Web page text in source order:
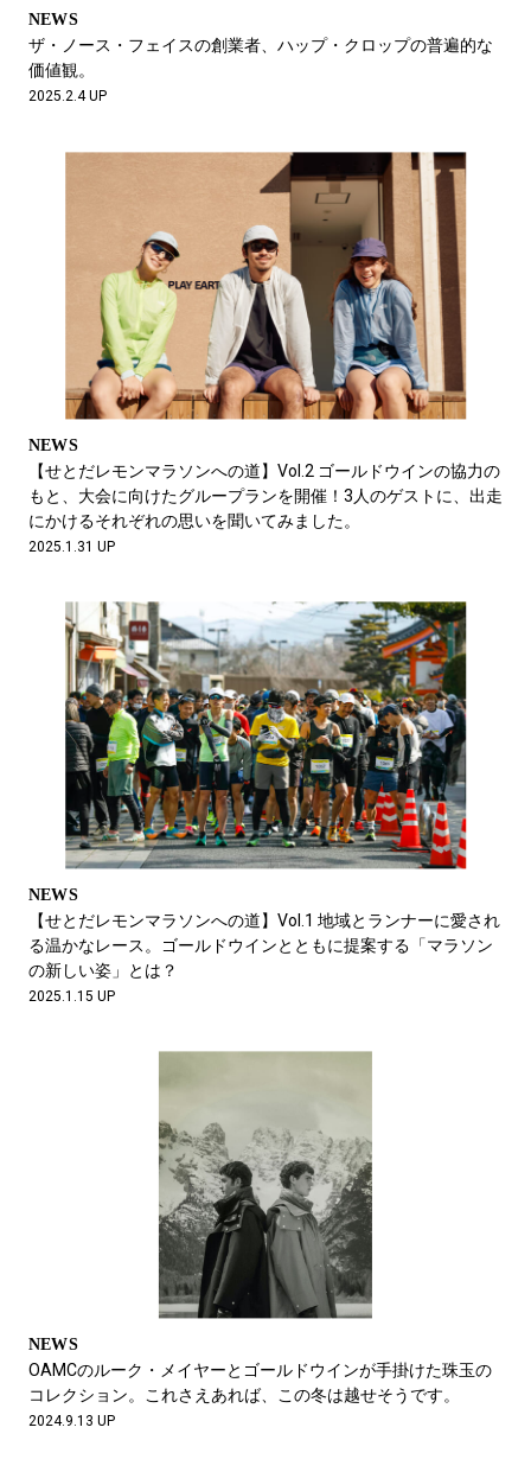
NEWS
ザ・ノース・フェイスの創業者、ハップ・クロップの普遍的な
価値観。
2025.2.4 UP
NEWS
【せとだレモンマラソンへの道】Vol.2 ゴールドウインの協力の
もと、大会に向けたグループランを開催！3人のゲストに、出走
にかけるそれぞれの思いを聞いてみました。
2025.1.31 UP
NEWS
【せとだレモンマラソンへの道】Vol.1 地域とランナーに愛され
る温かなレース。ゴールドウインとともに提案する「マラソン
の新しい姿」とは？
2025.1.15 UP
NEWS
OAMCのルーク・メイヤーとゴールドウインが手掛けた珠玉の
コレクション。これさえあれば、この冬は越せそうです。
2024.9.13 UP